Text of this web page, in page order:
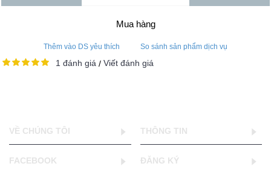
Mua hàng
Thêm vào DS yêu thích So sánh sản phẩm dịch vụ
1 đánh giá / Viết đánh giá
VỀ CHÚNG TÔI THÔNG TIN
FACEBOOK ĐĂNG KÝ